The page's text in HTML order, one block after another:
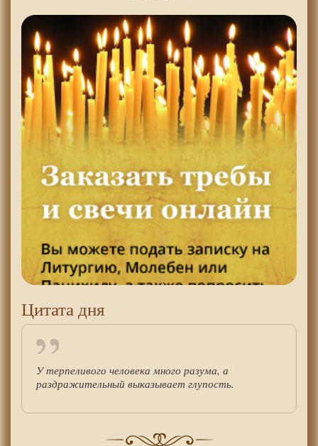
Цитата дня
У терпеливого человека много разума, а
раздражительный выказывает глупость.